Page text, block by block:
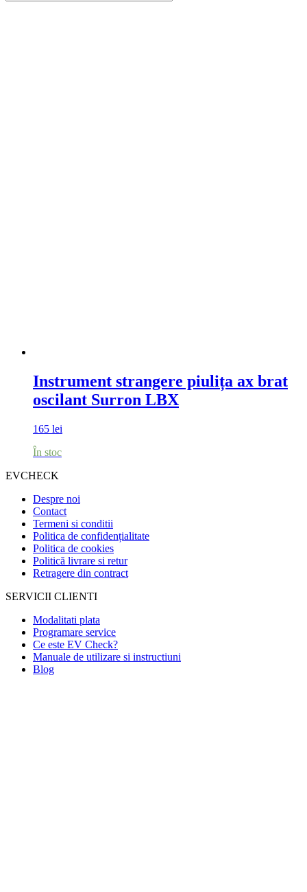
Instrument strangere piulița ax brat
oscilant Surron LBX
165 lei
În stoc
EVCHECK
Despre noi
Contact
Termeni si conditii
Politica de confidențialitate
Politica de cookies
Politică livrare si retur
Retragere din contract
SERVICII CLIENTI
Modalitati plata
Programare service
Ce este EV Check?
Manuale de utilizare si instructiuni
Blog